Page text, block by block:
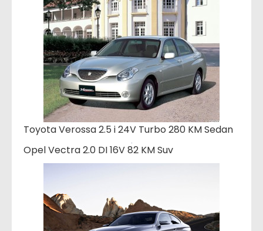
Toyota Verossa 2.5 i 24V Turbo 280 KM Sedan
Opel Vectra 2.0 DI 16V 82 KM Suv